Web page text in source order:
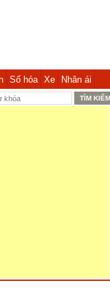
Số hóa Xe Nhân ái